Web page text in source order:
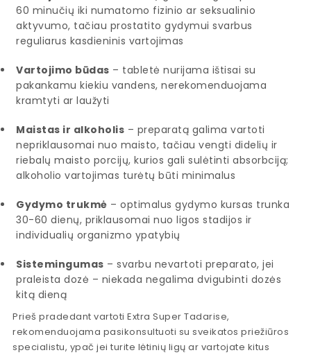
60 minučių iki numatomo fizinio ar seksualinio
aktyvumo, tačiau prostatito gydymui svarbus
reguliarus kasdieninis vartojimas
Vartojimo būdas – tabletė nurijama ištisai su
pakankamu kiekiu vandens, nerekomenduojama
kramtyti ar laužyti
Maistas ir alkoholis – preparatą galima vartoti
nepriklausomai nuo maisto, tačiau vengti didelių ir
riebalų maisto porcijų, kurios gali sulėtinti absorbciją;
alkoholio vartojimas turėtų būti minimalus
Gydymo trukmė – optimalus gydymo kursas trunka
30-60 dienų, priklausomai nuo ligos stadijos ir
individualių organizmo ypatybių
Sistemingumas – svarbu nevartoti preparato, jei
praleista dozė – niekada negalima dvigubinti dozės
kitą dieną
Prieš pradedant vartoti Extra Super Tadarise,
rekomenduojama pasikonsultuoti su sveikatos priežiūros
specialistu, ypač jei turite lėtinių ligų ar vartojate kitus